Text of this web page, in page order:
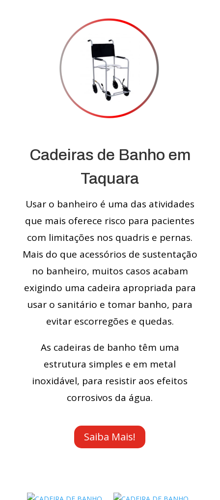
Cadeiras de Banho em
Taquara
Usar o banheiro é uma das atividades
que mais oferece risco para pacientes
com limitações nos quadris e pernas.
Mais do que acessórios de sustentação
no banheiro, muitos casos acabam
exigindo uma cadeira apropriada para
usar o sanitário e tomar banho, para
evitar escorregões e quedas.
As cadeiras de banho têm uma
estrutura simples e em metal
inoxidável, para resistir aos efeitos
corrosivos da água.
Saiba Mais!